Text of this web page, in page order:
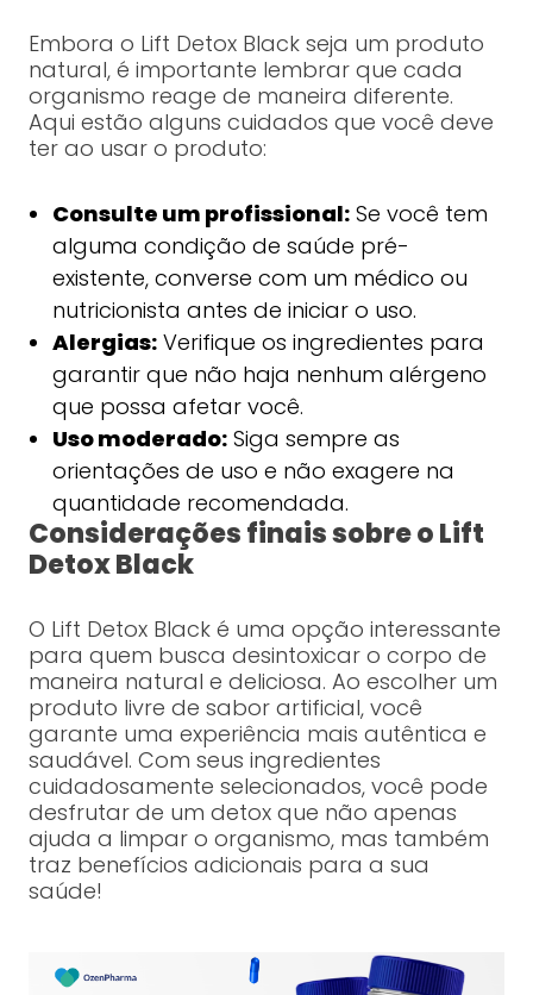
Embora o Lift Detox Black seja um produto
natural, é importante lembrar que cada
organismo reage de maneira diferente.
Aqui estão alguns cuidados que você deve
ter ao usar o produto:
Consulte um profissional:Se você tem
alguma condição de saúde pré-
existente, converse com um médico ou
nutricionista antes de iniciar o uso.
Alergias:Verifique os ingredientes para
garantir que não haja nenhum alérgeno
que possa afetar você.
Uso moderado:Siga sempre as
orientações de uso e não exagere na
quantidade recomendada.
Considerações finais sobre o Lift
Detox Black
O Lift Detox Black é uma opção interessante
para quem busca desintoxicar o corpo de
maneira natural e deliciosa. Ao escolher um
produto livre de sabor artificial, você
garante uma experiência mais autêntica e
saudável. Com seus ingredientes
cuidadosamente selecionados, você pode
desfrutar de um detox que não apenas
ajuda a limpar o organismo, mas também
traz benefícios adicionais para a sua
saúde!